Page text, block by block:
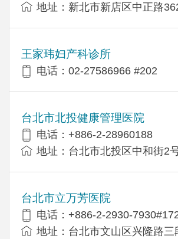
地址：新北市新店区中正路
王家玮妇产科诊所
电话：02-27586966 #202
台北市北投健康管理医院
电话：+886-2-28960188
地址：台北市北投区中和街2
台北市立万芳医院
电话：+886-2-2930-
地址：台北市文山区兴隆路三